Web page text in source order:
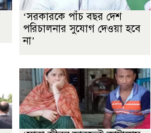
‘সরকারকে পাঁচ বছর দেশ
পরিচালনার সুযোগ দেওয়া হবে
না’